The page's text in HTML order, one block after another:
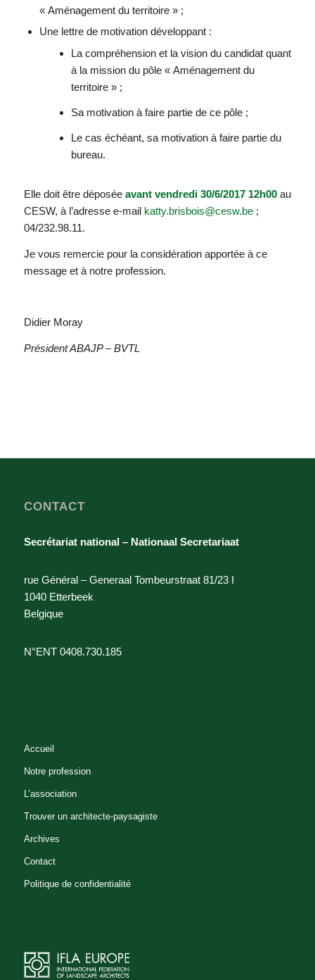
« Aménagement du territoire » ;
Une lettre de motivation développant :
La compréhension et la vision du candidat quant
à la mission du pôle « Aménagement du
territoire » ;
Sa motivation à faire partie de ce pôle ;
Le cas échéant, sa motivation à faire partie du
bureau.
Elle doit être déposée avant vendredi 30/6/2017 12h00au
CESW, à l’adresse e-mail katty.brisbois@cesw.be;
04/232.98.11.
Je vous remercie pour la considération apportée à ce
message et à notre profession.
Didier Moray
Président ABAJP – BVTL
CONTACT
Secrétariat national – Nationaal Secretariaat
rue Général – Generaal Tombeurstraat 81/23 I
1040 Etterbeek
Belgique
N°ENT 0408.730.185
Accueil
Notre profession
L’association
Trouver un architecte-paysagiste
Archives
Contact
Politique de confidentialité